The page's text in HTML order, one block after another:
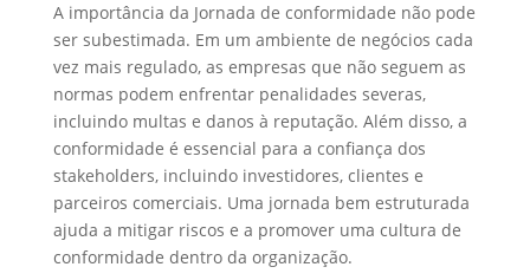
A importância da Jornada de conformidade não pode
ser subestimada. Em um ambiente de negócios cada
vez mais regulado, as empresas que não seguem as
normas podem enfrentar penalidades severas,
incluindo multas e danos à reputação. Além disso, a
conformidade é essencial para a confiança dos
stakeholders, incluindo investidores, clientes e
parceiros comerciais. Uma jornada bem estruturada
ajuda a mitigar riscos e a promover uma cultura de
conformidade dentro da organização.